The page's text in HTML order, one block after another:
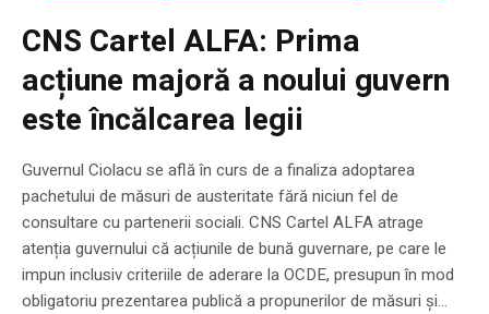
CNS Cartel ALFA: Prima
acțiune majoră a noului guvern
este încălcarea legii
Guvernul Ciolacu se află în curs de a finaliza adoptarea
pachetului de măsuri de austeritate fără niciun fel de
consultare cu partenerii sociali. CNS Cartel ALFA atrage
atenția guvernului că acțiunile de bună guvernare, pe care le
impun inclusiv criteriile de aderare la OCDE, presupun în mod
obligatoriu prezentarea publică a propunerilor de măsuri și...